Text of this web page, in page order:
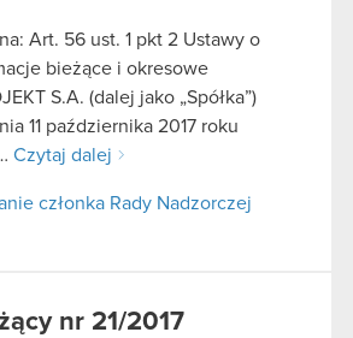
Art. 56 ust. 1 pkt 2 Ustawy o
bieżące i okresowe
S.A. (dalej jako „Spółka”)
11 października 2017 roku
Czytaj dalej
członka Rady Nadzorczej
nr 21/2017